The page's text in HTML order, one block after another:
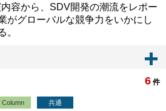
容から、SDV開発の潮流をレポー
がグローバルな競争力をいかにし
。
6 件
Column 共通